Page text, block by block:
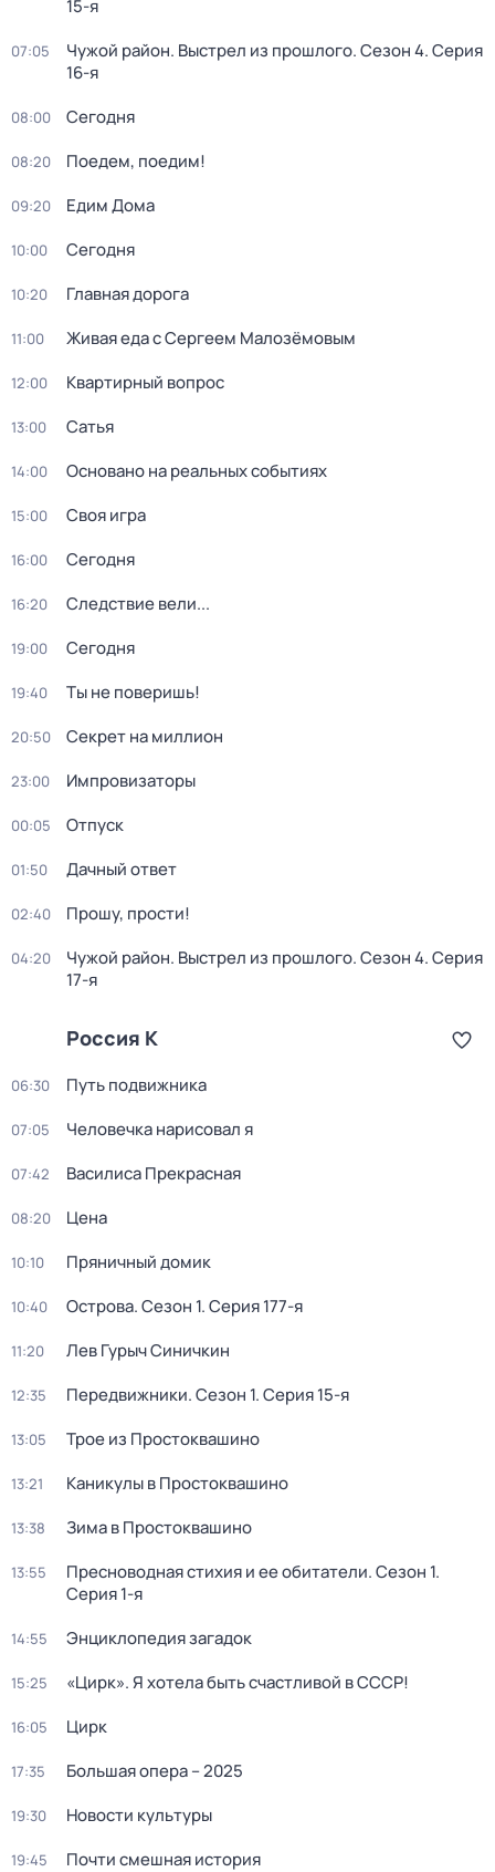
15-я
07:05 Чужой район. Выстрел из прошлого. Сезон 4. Серия
16-я
08:00 Сегодня
08:20 Поедем, поедим!
09:20 Едим Дома
10:00 Сегодня
10:20 Главная дорога
11:00 Живая еда с Сергеем Малозёмовым
12:00 Квартирный вопрос
13:00 Сатья
14:00 Основано на реальных событиях
15:00 Своя игра
16:00 Сегодня
16:20 Следствие вели...
19:00 Сегодня
19:40 Ты не поверишь!
20:50 Секрет на миллион
23:00 Импровизаторы
00:05 Отпуск
01:50 Дачный ответ
02:40 Прошу, прости!
04:20 Чужой район. Выстрел из прошлого. Сезон 4. Серия
17-я
Россия К
06:30 Путь подвижника
07:05 Человечка нарисовал я
07:42 Василиса Прекрасная
08:20 Цена
10:10 Пряничный домик
10:40 Острова. Сезон 1. Серия 177-я
11:20 Лев Гурыч Синичкин
12:35 Передвижники. Сезон 1. Серия 15-я
13:05 Трое из Простоквашино
13:21 Каникулы в Простоквашино
13:38 Зима в Простоквашино
13:55 Пресноводная стихия и ее обитатели. Сезон 1.
Серия 1-я
14:55 Энциклопедия загадок
15:25 «Цирк». Я хотела быть счастливой в СССР!
16:05 Цирк
17:35 Большая опера – 2025
19:30 Новости культуры
19:45 Почти смешная история